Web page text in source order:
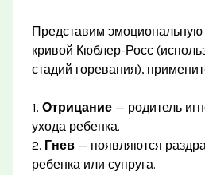
Представим
кривой Кюблер-Росс
стадий горевания),
1.Отрицание — родитель
ухода ребенка.
2. Гнев — появляются
ребенка или супруга.